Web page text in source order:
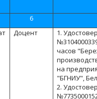
6
Доцент
1.
часов
на
"БГНИУ",
2.